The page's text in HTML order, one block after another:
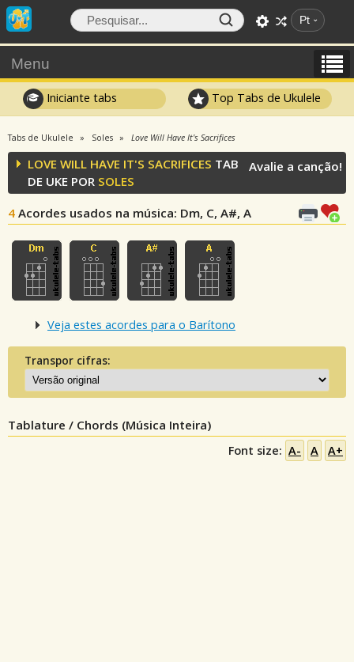
Pt
Menu
Iniciante tabs Top Tabs de Ukulele
Tabs de Ukulele Soles Love Will Have It's Sacrifices
LOVE WILL HAVE IT'S SACRIFICES TAB
DE UKE POR SOLES
4 Acordes usados na música: Dm, C, A#, A
Avalie a canção!
Veja estes acordes para o Barítono
Transpor cifras:
Tablature / Chords (Música Inteira)
Font size: A- A A+